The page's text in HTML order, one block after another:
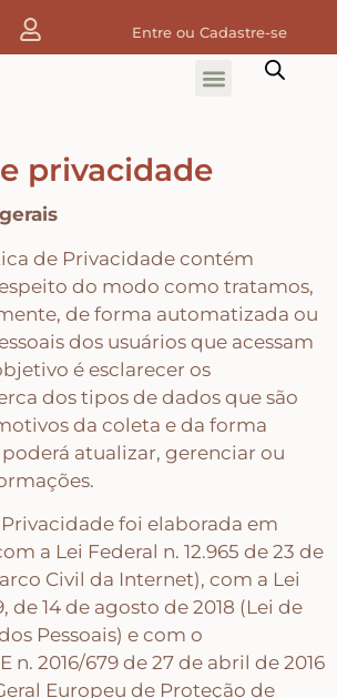
Entre ou Cadastre-se
Borga
e 3D
de Painéis
e Florais
privacidade
de Privacidade contém
do modo como tratamos,
de forma automatizada ou
dos usuários que acessam
é esclarecer os
dos tipos de dados que são
da coleta e da forma
atualizar, gerenciar ou
foi elaborada em
a Lei Federal n. 12.965 de 23 de
Civil da Internet), com a Lei
de 14 de agosto de 2018 (Lei de
Pessoais) e com o
n. 2016/679 de 27 de abril de 2016
Europeu de Proteção de